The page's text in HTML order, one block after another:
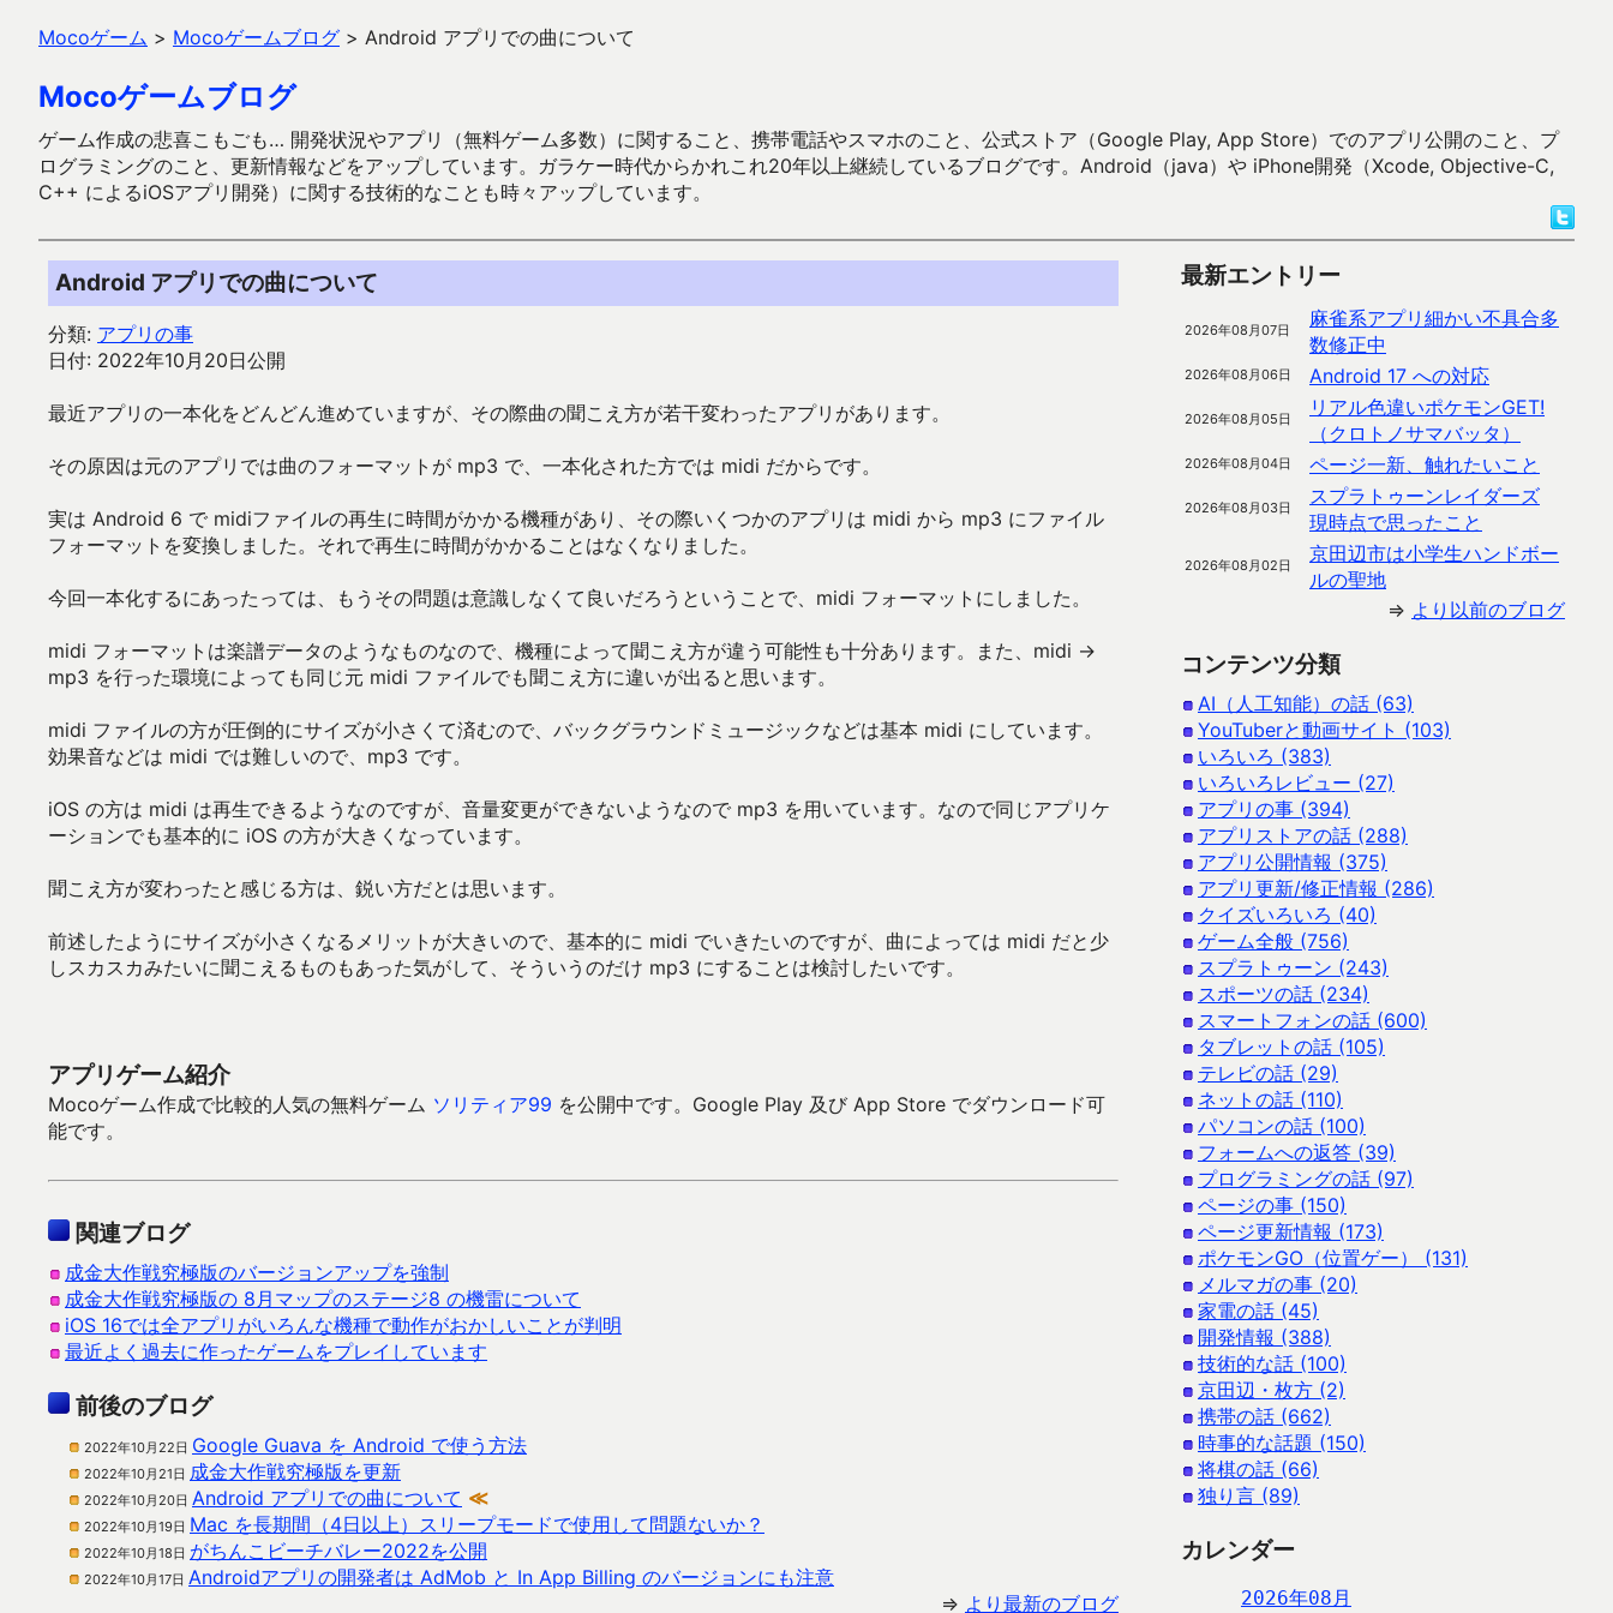
Mocoゲーム > Mocoゲームブログ > Android アプリでの曲について
Mocoゲームブログ
ゲーム作成の悲喜こもごも… 開発状況やアプリ（無料ゲーム多数）に関すること、携帯電話やスマホのこと、公式ストア（Google Play, App Store）でのアプリ公開のこと、プ
ログラミングのこと、更新情報などをアップしています。ガラケー時代からかれこれ20年以上継続しているブログです。Android（java）や iPhone開発（Xcode, Objective-C,
C++ によるiOSアプリ開発）に関する技術的なことも時々アップしています。
Android アプリでの曲について
分類: アプリの事
日付: 2022年10月20日公開
最近アプリの一本化をどんどん進めていますが、その際曲の聞こえ方が若干変わったアプリがあります。
その原因は元のアプリでは曲のフォーマットが mp3 で、一本化された方では midi だからです。
実は Android 6 で midiファイルの再生に時間がかかる機種があり、その際いくつかのアプリは midi から mp3 にファイル
フォーマットを変換しました。それで再生に時間がかかることはなくなりました。
今回一本化するにあったっては、もうその問題は意識しなくて良いだろうということで、midi フォーマットにしました。
midi フォーマットは楽譜データのようなものなので、機種によって聞こえ方が違う可能性も十分あります。また、midi →
mp3 を行った環境によっても同じ元 midi ファイルでも聞こえ方に違いが出ると思います。
midi ファイルの方が圧倒的にサイズが小さくて済むので、バックグラウンドミュージックなどは基本 midi にしています。
効果音などは midi では難しいので、mp3 です。
iOS の方は midi は再生できるようなのですが、音量変更ができないようなので mp3 を用いています。なので同じアプリケ
ーションでも基本的に iOS の方が大きくなっています。
聞こえ方が変わったと感じる方は、鋭い方だとは思います。
前述したようにサイズが小さくなるメリットが大きいので、基本的に midi でいきたいのですが、曲によっては midi だと少
しスカスカみたいに聞こえるものもあった気がして、そういうのだけ mp3 にすることは検討したいです。
アプリゲーム紹介
Mocoゲーム作成で比較的人気の無料ゲーム ソリティア99 を公開中です。Google Play 及び App Store でダウンロード可
能です。
関連ブログ
成金大作戦究極版のバージョンアップを強制
成金大作戦究極版の 8月マップのステージ8 の機雷について
iOS 16では全アプリがいろんな機種で動作がおかしいことが判明
最近よく過去に作ったゲームをプレイしています
前後のブログ
2022年10月22日 Google Guava を Android で使う方法
2022年10月21日 成金大作戦究極版を更新
2022年10月20日 Android アプリでの曲について ≪
2022年10月19日 Mac を長期間（4日以上）スリープモードで使用して問題ないか？
2022年10月18日 がちんこビーチバレー2022を公開
2022年10月17日 Androidアプリの開発者は AdMob と In App Billing のバージョンにも注意
⇒ より最新のブログ
最新エントリー
2026年08月07日
麻雀系アプリ細かい不具合多
数修正中
2026年08月06日 Android 17 への対応
2026年08月05日
リアル色違いポケモンGET!
（クロトノサマバッタ）
2026年08月04日 ページ一新、触れたいこと
2026年08月03日
スプラトゥーンレイダーズ
現時点で思ったこと
2026年08月02日
京田辺市は小学生ハンドボー
ルの聖地
⇒ より以前のブログ
コンテンツ分類
AI（人工知能）の話 (63)
YouTuberと動画サイト (103)
いろいろ (383)
いろいろレビュー (27)
アプリの事 (394)
アプリストアの話 (288)
アプリ公開情報 (375)
アプリ更新/修正情報 (286)
クイズいろいろ (40)
ゲーム全般 (756)
スプラトゥーン (243)
スポーツの話 (234)
スマートフォンの話 (600)
タブレットの話 (105)
テレビの話 (29)
ネットの話 (110)
パソコンの話 (100)
フォームへの返答 (39)
プログラミングの話 (97)
ページの事 (150)
ページ更新情報 (173)
ポケモンGO（位置ゲー） (131)
メルマガの事 (20)
家電の話 (45)
開発情報 (388)
技術的な話 (100)
京田辺・枚方 (2)
携帯の話 (662)
時事的な話題 (150)
将棋の話 (66)
独り言 (89)
カレンダー
2026年08月